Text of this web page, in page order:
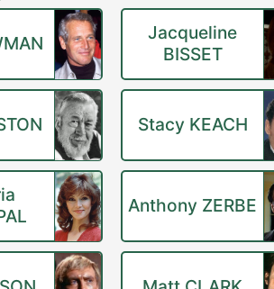
Jacqueline
BISSET
Stacy KEACH
Anthony ZERBE